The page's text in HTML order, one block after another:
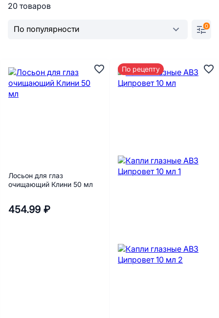
20 товаров
0
Лосьон для глаз
очищающий Клини 50 мл
454.99 ₽
По рецепту